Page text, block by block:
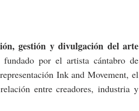
gestión y divulgación del arte
por el artista cántabro de
Ink and Movement, el
entre creadores, industria y